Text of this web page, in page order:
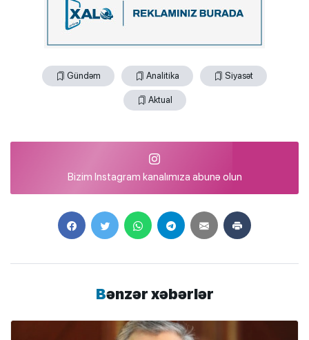
Gündəm Analitika Siyasət
Aktual
Bizim Instagram kanalımıza abunə olun
Bənzər xəbərlər